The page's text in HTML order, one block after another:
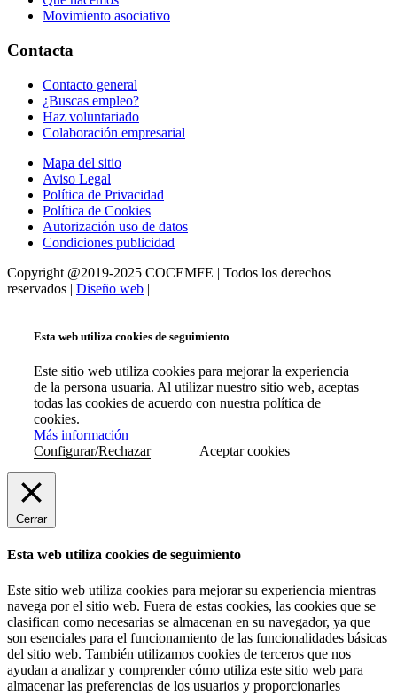
Movimiento asociativo
Contacta
Contacto general
¿Buscas empleo?
Haz voluntariado
Colaboración empresarial
Mapa del sitio
Aviso Legal
Política de Privacidad
Política de Cookies
Autorización uso de datos
Condiciones publicidad
Copyright @2019-2025 COCEMFE | Todos los derechos
reservados | Diseño web |
Esta web utiliza cookies de seguimiento
Este sitio web utiliza cookies para mejorar la experiencia
de la persona usuaria. Al utilizar nuestro sitio web, aceptas
todas las cookies de acuerdo con nuestra política de
cookies.
Más información
Configurar/Rechazar
Aceptar cookies
Cerrar
Esta web utiliza cookies de seguimiento
Este sitio web utiliza cookies para mejorar su experiencia mientras
navega por el sitio web. Fuera de estas cookies, las cookies que se
clasifican como necesarias se almacenan en su navegador, ya que
son esenciales para el funcionamiento de las funcionalidades básicas
del sitio web. También utilizamos cookies de terceros que nos
ayudan a analizar y comprender cómo utiliza este sitio web para
almacenar las preferencias de los usuarios y proporcionarles